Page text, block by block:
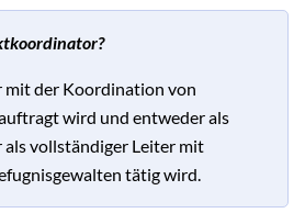
mit der Koordination von
wird und entweder als
vollständiger Leiter mit
tätig wird.